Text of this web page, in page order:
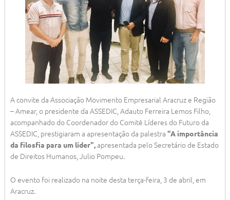
A convite da Associação Movimento Empresarial Aracruz e Região
– Amear, o presidente da ASSEDIC, Adauto Ferreira Lemos Filho,
acompanhado do Coordenador do Comitê Líderes do Futuro da
ASSEDIC, prestigiaram a apresentação da palestra "A importância
da filosfia para um líder",apresentada pelo Secretário de Estado
de Direitos Humanos, Julio Pompeu.
O evento foi realizado na noite desta terça-feira, 3 de abril, em
Aracruz.